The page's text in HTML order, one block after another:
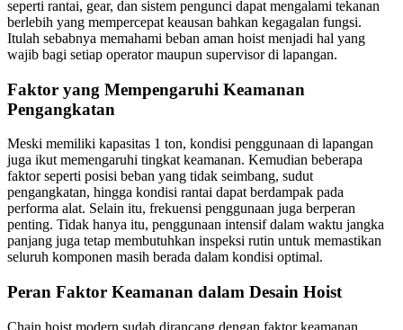
seperti rantai, gear, dan sistem pengunci dapat mengalami tekanan
berlebih yang mempercepat keausan bahkan kegagalan fungsi.
Itulah sebabnya memahami beban aman hoist menjadi hal yang
wajib bagi setiap operator maupun supervisor di lapangan.
Faktor yang Mempengaruhi Keamanan
Pengangkatan
Meski memiliki kapasitas 1 ton, kondisi penggunaan di lapangan
juga ikut memengaruhi tingkat keamanan. Kemudian beberapa
faktor seperti posisi beban yang tidak seimbang, sudut
pengangkatan, hingga kondisi rantai dapat berdampak pada
performa alat. Selain itu, frekuensi penggunaan juga berperan
penting. Tidak hanya itu, penggunaan intensif dalam waktu jangka
panjang juga tetap membutuhkan inspeksi rutin untuk memastikan
seluruh komponen masih berada dalam kondisi optimal.
Peran Faktor Keamanan dalam Desain Hoist
Chain hoist modern sudah dirancang dengan faktor keamanan